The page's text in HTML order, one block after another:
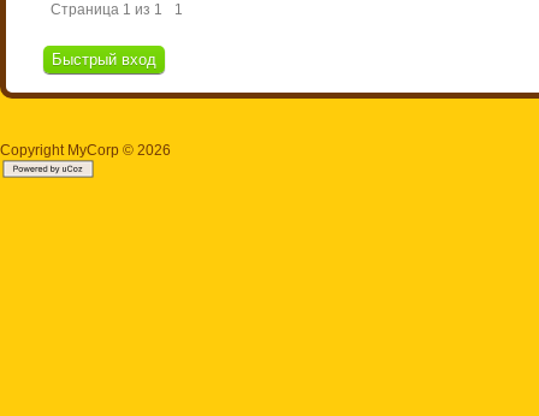
Страница 1 из 1 1
Copyright MyCorp © 2026